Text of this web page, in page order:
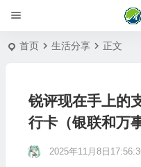
首页 生活分享 正文
锐评现在手上的
行卡（银联和万
2025年11月8日